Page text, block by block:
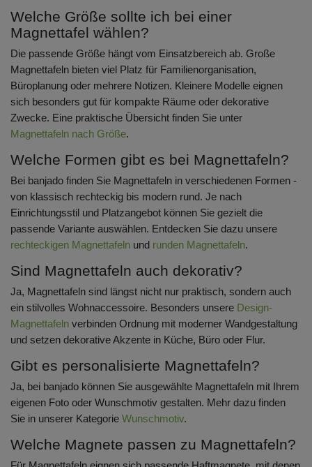
Welche Größe sollte ich bei einer
Magnettafel wählen?
Die passende Größe hängt vom Einsatzbereich ab. Große
Magnettafeln bieten viel Platz für Familienorganisation,
Büroplanung oder mehrere Notizen. Kleinere Modelle eignen
sich besonders gut für kompakte Räume oder dekorative
Zwecke. Eine praktische Übersicht finden Sie unter
Magnettafeln nach Größe.
Welche Formen gibt es bei Magnettafeln?
Bei banjado finden Sie Magnettafeln in verschiedenen Formen -
von klassisch rechteckig bis modern rund. Je nach
Einrichtungsstil und Platzangebot können Sie gezielt die
passende Variante auswählen. Entdecken Sie dazu unsere
rechteckigen Magnettafeln und runden Magnettafeln.
Sind Magnettafeln auch dekorativ?
Ja, Magnettafeln sind längst nicht nur praktisch, sondern auch
ein stilvolles Wohnaccessoire. Besonders unsere Design-
Magnettafeln verbinden Ordnung mit moderner Wandgestaltung
und setzen dekorative Akzente in Küche, Büro oder Flur.
Gibt es personalisierte Magnettafeln?
Ja, bei banjado können Sie ausgewählte Magnettafeln mit Ihrem
eigenen Foto oder Wunschmotiv gestalten. Mehr dazu finden
Sie in unserer Kategorie Wunschmotiv.
Welche Magnete passen zu Magnettafeln?